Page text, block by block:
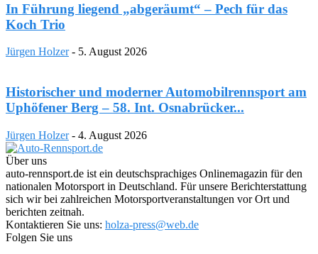
In Führung liegend „abgeräumt“ – Pech für das
Koch Trio
Jürgen Holzer - 5. August 2026
Historischer und moderner Automobilrennsport am
Uphöfener Berg – 58. Int. Osnabrücker...
Jürgen Holzer - 4. August 2026
Über uns
auto-rennsport.de ist ein deutschsprachiges Onlinemagazin für den
nationalen Motorsport in Deutschland. Für unsere Berichterstattung
sich wir bei zahlreichen Motorsportveranstaltungen vor Ort und
berichten zeitnah.
Kontaktieren Sie uns: holza-press@web.de
Folgen Sie uns